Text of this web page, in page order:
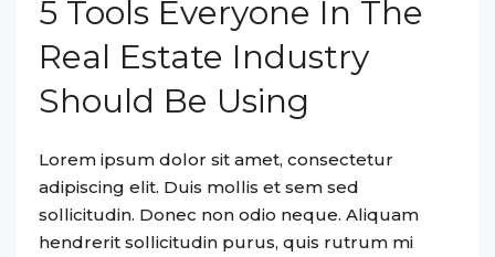
5 Tools Everyone In The
Real Estate Industry
Should Be Using
Lorem ipsum dolor sit amet, consectetur
adipiscing elit. Duis mollis et sem sed
sollicitudin. Donec non odio neque. Aliquam
hendrerit sollicitudin purus, quis rutrum mi